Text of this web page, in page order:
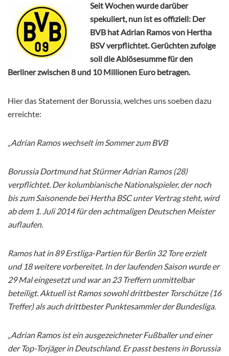
Seit Wochen wurde darüber
spekuliert, nun ist es offiziell: Der
BVB hat Adrian Ramos von Hertha
BSV verpflichtet. Gerüchten zufolge
soll die Ablösesumme für den
Berliner zwischen 8 und 10 Millionen Euro betragen.
Hier das Statement der Borussia, welches uns soeben dazu
erreichte:
„Adrian Ramos wechselt im Sommer zum BVB
Borussia Dortmund hat Stürmer Adrian Ramos (28)
verpflichtet. Der kolumbianische Nationalspieler, der noch
bis zum Saisonende bei Hertha BSC unter Vertrag steht, wird
ab dem 1. Juli 2014 für den achtmaligen Deutschen Meister
auflaufen.
Ramos hat in 89 Erstliga-Partien für Berlin 32 Tore erzielt
und 18 weitere vorbereitet. In der laufenden Saison wurde er
29 Mal eingesetzt und war an 23 Treffern unmittelbar
beteiligt. Aktuell ist Ramos sowohl drittbester Torschütze (16
Treffer) als auch drittbester Punktesammler der Bundesliga.
„Adrian Ramos ist ein ausgezeichneter Fußballer und einer
der Top-Torjäger in Deutschland. Er passt bestens in Borussia